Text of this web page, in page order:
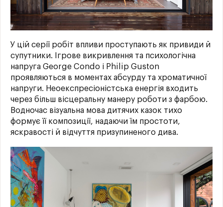
У цій серії робіт впливи проступають як привиди й
супутники. Ігрове викривлення та психологічна
напруга George Condo і Philip Guston
проявляються в моментах абсурду та хроматичної
напруги. Неоекспресіоністська енергія входить
через більш вісцеральну манеру роботи з фарбою.
Водночас візуальна мова дитячих казок тихо
формує її композиції, надаючи їм простоти,
яскравості й відчуття призупиненого дива.